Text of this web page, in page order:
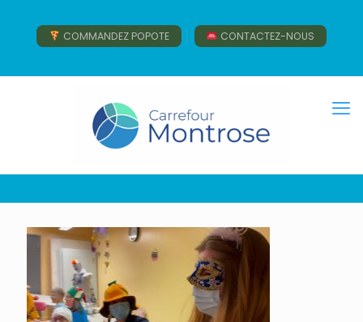
COMMANDEZ POPOTE CONTACTEZ-NOUS